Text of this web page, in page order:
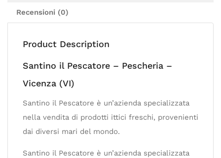
Recensioni (0)
Product Description
Santino il Pescatore – Pescheria –
Vicenza (VI)
Santino il Pescatore è un’azienda specializzata
nella vendita di prodotti ittici freschi, provenienti
dai diversi mari del mondo.
Santino il Pescatore è un’azienda specializzata